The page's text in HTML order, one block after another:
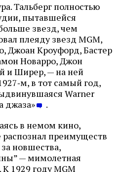
Тальберг полностью
пытавшейся
звезд, чем
плеяду звезд MGM,
Джоан Кроуфорд, Бастер
Новарро, Джон
и Ширер, — на ней
в тот самый год,
Warner
джаза»
.
в немом кино,
распознал преимуществ
новшества,
— мимолетная
К 1929 году MGM
в вашем
email
журнала ЛЕХАИМ и получайте
с сайта по электронной